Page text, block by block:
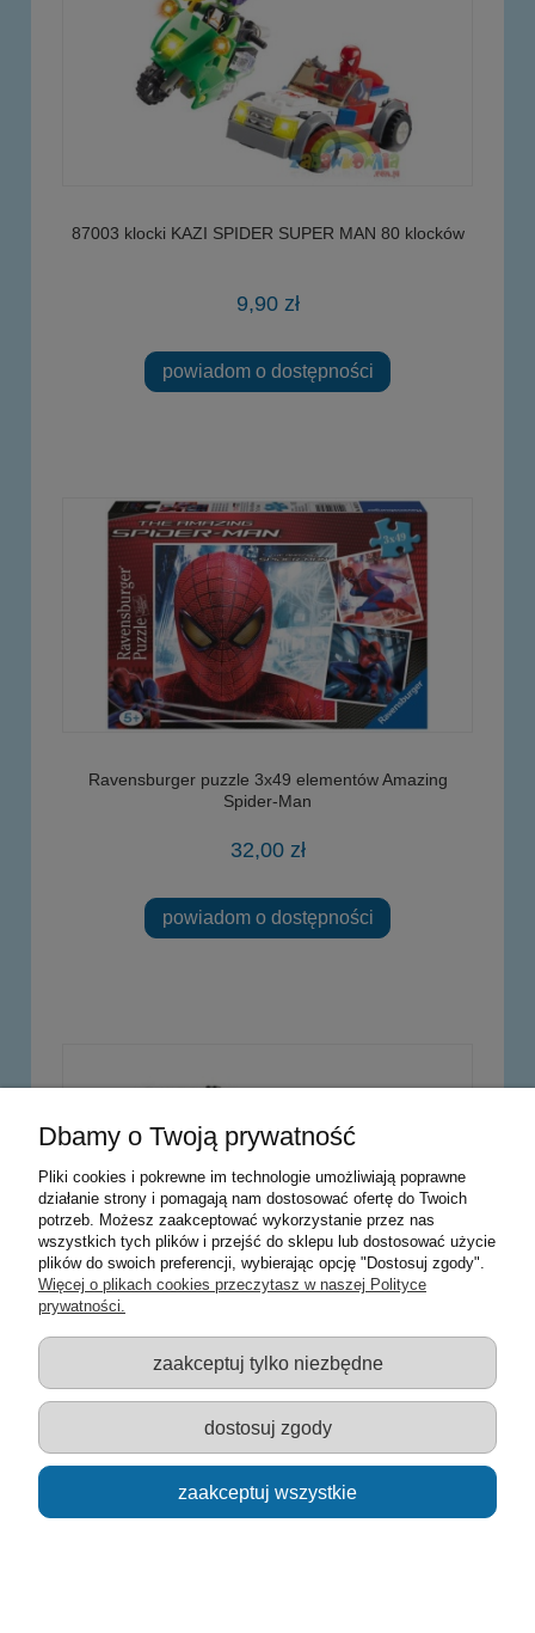
87003 klocki KAZI SPIDER SUPER MAN 80 klocków
9,90 zł
powiadom o dostępności
Ravensburger puzzle 3x49 elementów Amazing
Spider-Man
32,00 zł
powiadom o dostępności
9,90 zł
do koszyka
Dbamy o Twoją prywatność
Pliki cookies i pokrewne im technologie umożliwiają poprawne
działanie strony i pomagają nam dostosować ofertę do Twoich
potrzeb. Możesz zaakceptować wykorzystanie przez nas
wszystkich tych plików i przejść do sklepu lub dostosować użycie
plików do swoich preferencji, wybierając opcję "Dostosuj zgody".
Więcej o plikach cookies przeczytasz w naszej Polityce
prywatności.
zaakceptuj tylko niezbędne
dostosuj zgody
zaakceptuj wszystkie